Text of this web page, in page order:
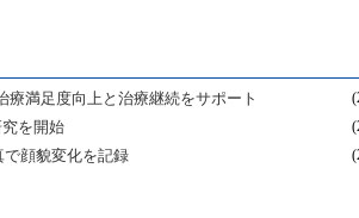
満足度向上と治療継続をサポート
を開始
顔貌変化を記録